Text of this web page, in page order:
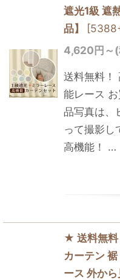
遮光1級 遮
品】
[
4,620円～
送料無料！
能レース
品写真は、
って撮影し
高機能！ …
★ 送料無料
カーテン
ース 外から